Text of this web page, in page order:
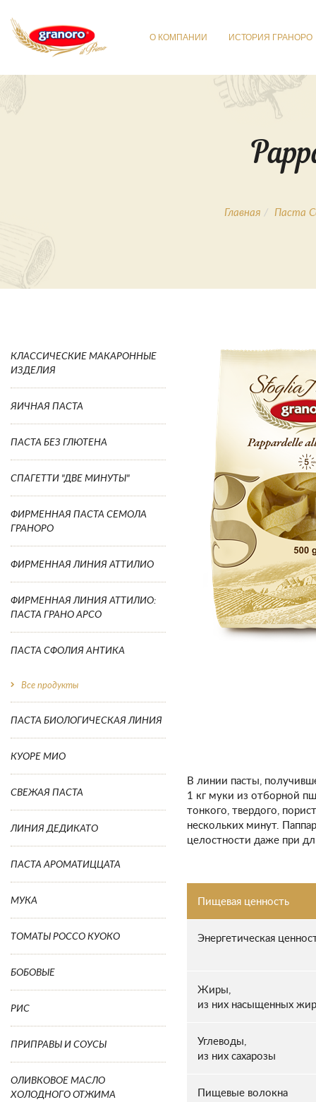
О КОМПАНИИ ИСТОРИЯ ГРАНОРО
Главная Паста
КЛАССИЧЕСКИЕ МАКАРОННЫЕ
ИЗДЕЛИЯ
ЯИЧНАЯ ПАСТА
ПАСТА БЕЗ ГЛЮТЕНА
СПАГЕТТИ "ДВЕ МИНУТЫ"
ФИРМЕННАЯ ПАСТА СЕМОЛА
ГРАНОРО
ФИРМЕННАЯ ЛИНИЯ АТТИЛИО
ФИРМЕННАЯ ЛИНИЯ АТТИЛИО:
ПАСТА ГРАНО АРСО
ПАСТА СФОЛИЯ АНТИКА
Все продукты
ПАСТА БИОЛОГИЧЕСКАЯ ЛИНИЯ
КУОРЕ МИО
СВЕЖАЯ ПАСТА
ЛИНИЯ ДЕДИКАТО
ПАСТА АРОМАТИЦЦАТА
МУКА
ТОМАТЫ РОССО КУОКО
БОБОВЫЕ
РИС
ПРИПРАВЫ И СОУСЫ
ОЛИВКОВОЕ МАСЛО
ХОЛОДНОГО ОТЖИМА
В линии пасты,
1 кг муки из отборной
тонкого, твердого,
нескольких минут.
целостности даже при
Пищевая ценность
Энергетическая
Жиры,
из них насыщенных
Углеводы,
из них сахарозы
Пищевые волокна